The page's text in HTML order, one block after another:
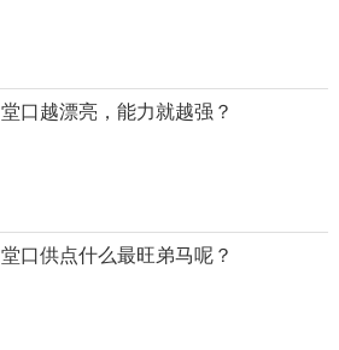
堂口越漂亮，能力就越强？
堂口供点什么最旺弟马呢？